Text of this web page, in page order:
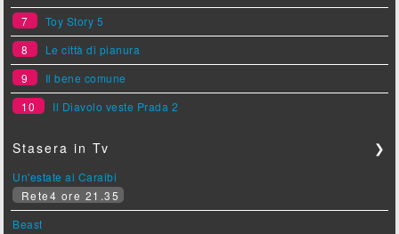
7
Toy Story 5
8
Le città di pianura
9
Il bene comune
10
Il Diavolo veste Prada 2
Stasera in Tv ❯
Un'estate ai Caraibi
Rete4 ore 21.35
Beast